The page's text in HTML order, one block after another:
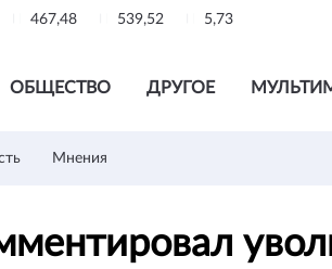
467,48 539,52 5,73
ОБЩЕСТВО ДРУГОЕ
Мнения